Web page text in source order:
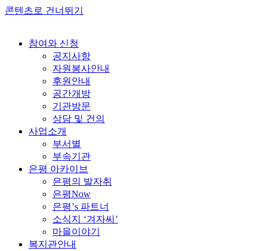
콘텐츠로 건너뛰기
참여와 신청
공지사항
자원봉사안내
후원안내
공간개방
기관방문
상담 및 건의
사업소개
부서별
부속기관
은평 아카이브
은평의 발자취
은평Now
은평’s 파트너
소식지 ‘겨자씨’
마을이야기
복지관안내